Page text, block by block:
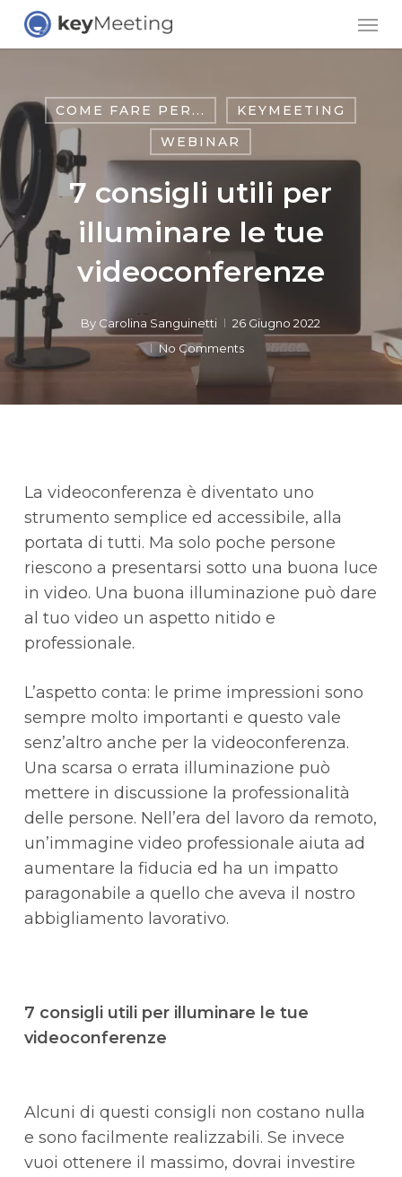
Skip
COME FARE PER...
KEYMEETING
WEBINAR
7 consigli utili per
illuminare le tue
videoconferenze
By Carolina Sanguinetti
26 Giugno 2022
No Comments
La videoconferenza è diventato uno
strumento semplice ed accessibile, alla
portata di tutti. Ma solo poche persone
riescono a presentarsi sotto una buona luce
in video. Una buona illuminazione può dare
al tuo video un aspetto nitido e
professionale.
L’aspetto conta: le prime impressioni sono
sempre molto importanti e questo vale
senz’altro anche per la videoconferenza.
Una scarsa o errata illuminazione può
mettere in discussione la professionalità
delle persone. Nell’era del lavoro da remoto,
un’immagine video professionale aiuta ad
aumentare la fiducia ed ha un impatto
paragonabile a quello che aveva il nostro
abbigliamento lavorativo.
7 consigli utili per illuminare le tue
videoconferenze
Alcuni di questi consigli non costano nulla
e sono facilmente realizzabili. Se invece
vuoi ottenere il massimo, dovrai investire